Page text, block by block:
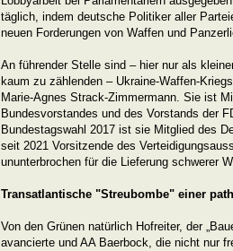
täglich, indem deutsche Politiker aller
neuen Forderungen von Waffen und
An führender Stelle sind – hier nur als
kaum zu zählenden – Ukraine-Waffen-
Marie-Agnes Strack-Zimmermann. Sie ist
Bundesvorstandes und des Vorstands der
Bundestagswahl 2017 ist sie Mitglied des
seit 2021 Vorsitzende des
ununterbrochen für die Lieferung schwerer
Transatlantische "Streubombe" einer
Von den Grünen natürlich Hofreiter, der
avancierte und AA Baerbock, die nicht nur